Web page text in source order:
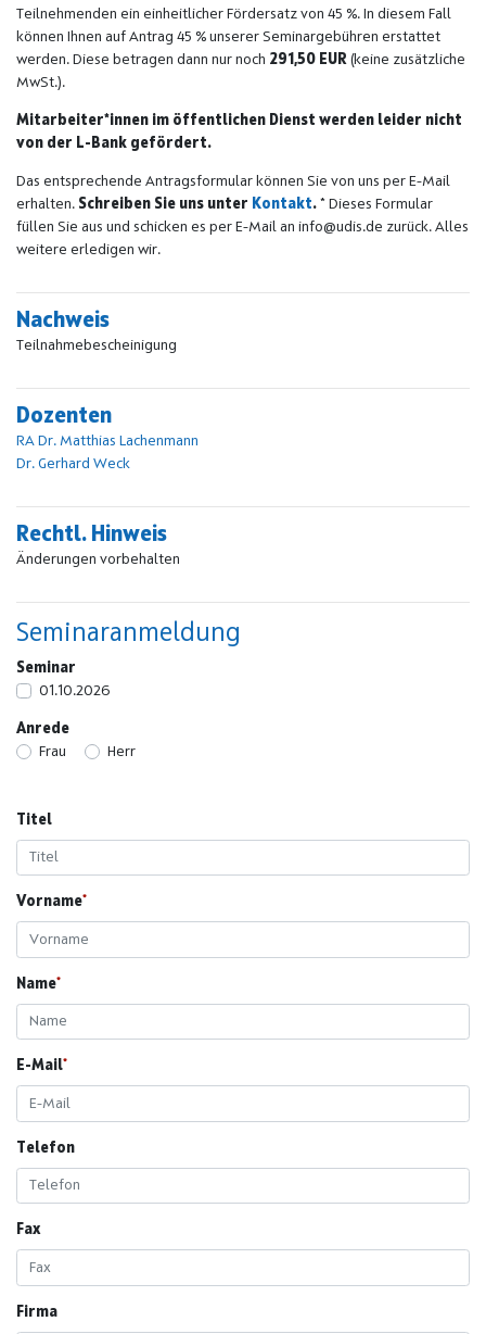
Teilnehmenden ein einheitlicher Fördersatz von 45 %. In diesem Fall
können Ihnen auf Antrag 45 % unserer Seminargebühren erstattet
werden. Diese betragen dann nur noch 291,50 EUR (keine zusätzliche
MwSt.).
Mitarbeiter*innen im öffentlichen Dienst werden leider nicht
von der L-Bank gefördert.
Das entsprechende Antragsformular können Sie von uns per E-Mail
erhalten. Schreiben Sie uns unter Kontakt. * Dieses Formular
füllen Sie aus und schicken es per E-Mail an info@udis.de zurück. Alles
weitere erledigen wir.
Nachweis
Teilnahmebescheinigung
Dozenten
RA Dr. Matthias Lachenmann
Dr. Gerhard Weck
Rechtl. Hinweis
Änderungen vorbehalten
Seminaranmeldung
Seminar
01.10.2026
Anrede
Frau
Herr
Titel
Vorname
Name
E-Mail
Telefon
Fax
Firma